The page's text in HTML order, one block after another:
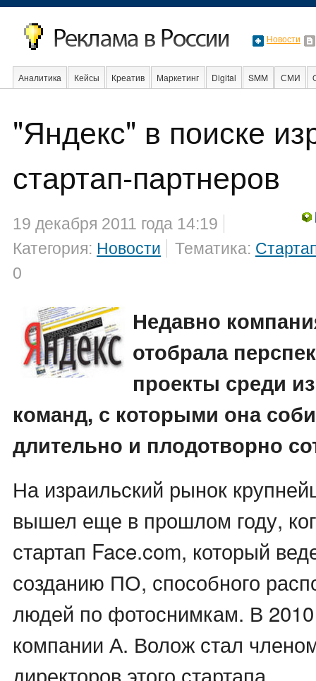
Новости
Аналитика Кейсы Креатив Маркетинг Digital SMM СМИ
"Яндекс" в поиске
стартап-партнеров
19 декабря 2011 года 14:19
Категория: Новости Тематика:
0
Недавно
отобрала
проекты среди
команд, с которыми она
длительно и плодотворно
На израильский рынок
вышел еще в прошлом году,
стартап Face.com, который
созданию ПО, способного
людей по фотоснимкам. В 2010
компании А. Волож стал
директоров этого стартапа.